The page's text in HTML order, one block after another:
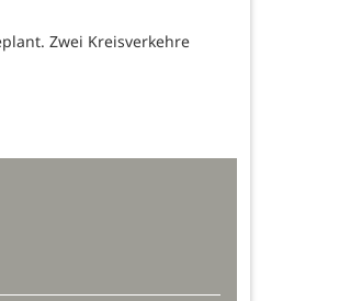
Zwei Kreisverkehre